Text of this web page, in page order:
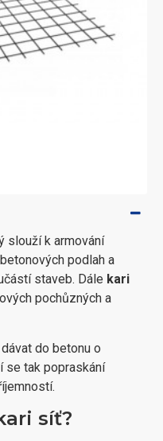
slouží k armování
podlah a
staveb. Dále kari
pochůzných a
dávat do betonu o
se tak popraskání
síť?